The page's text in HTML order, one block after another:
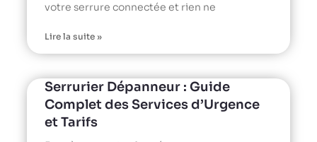
votre serrure connectée et rien ne
Lire la suite »
Serrurier Dépanneur : Guide
Complet des Services d’Urgence
et Tarifs